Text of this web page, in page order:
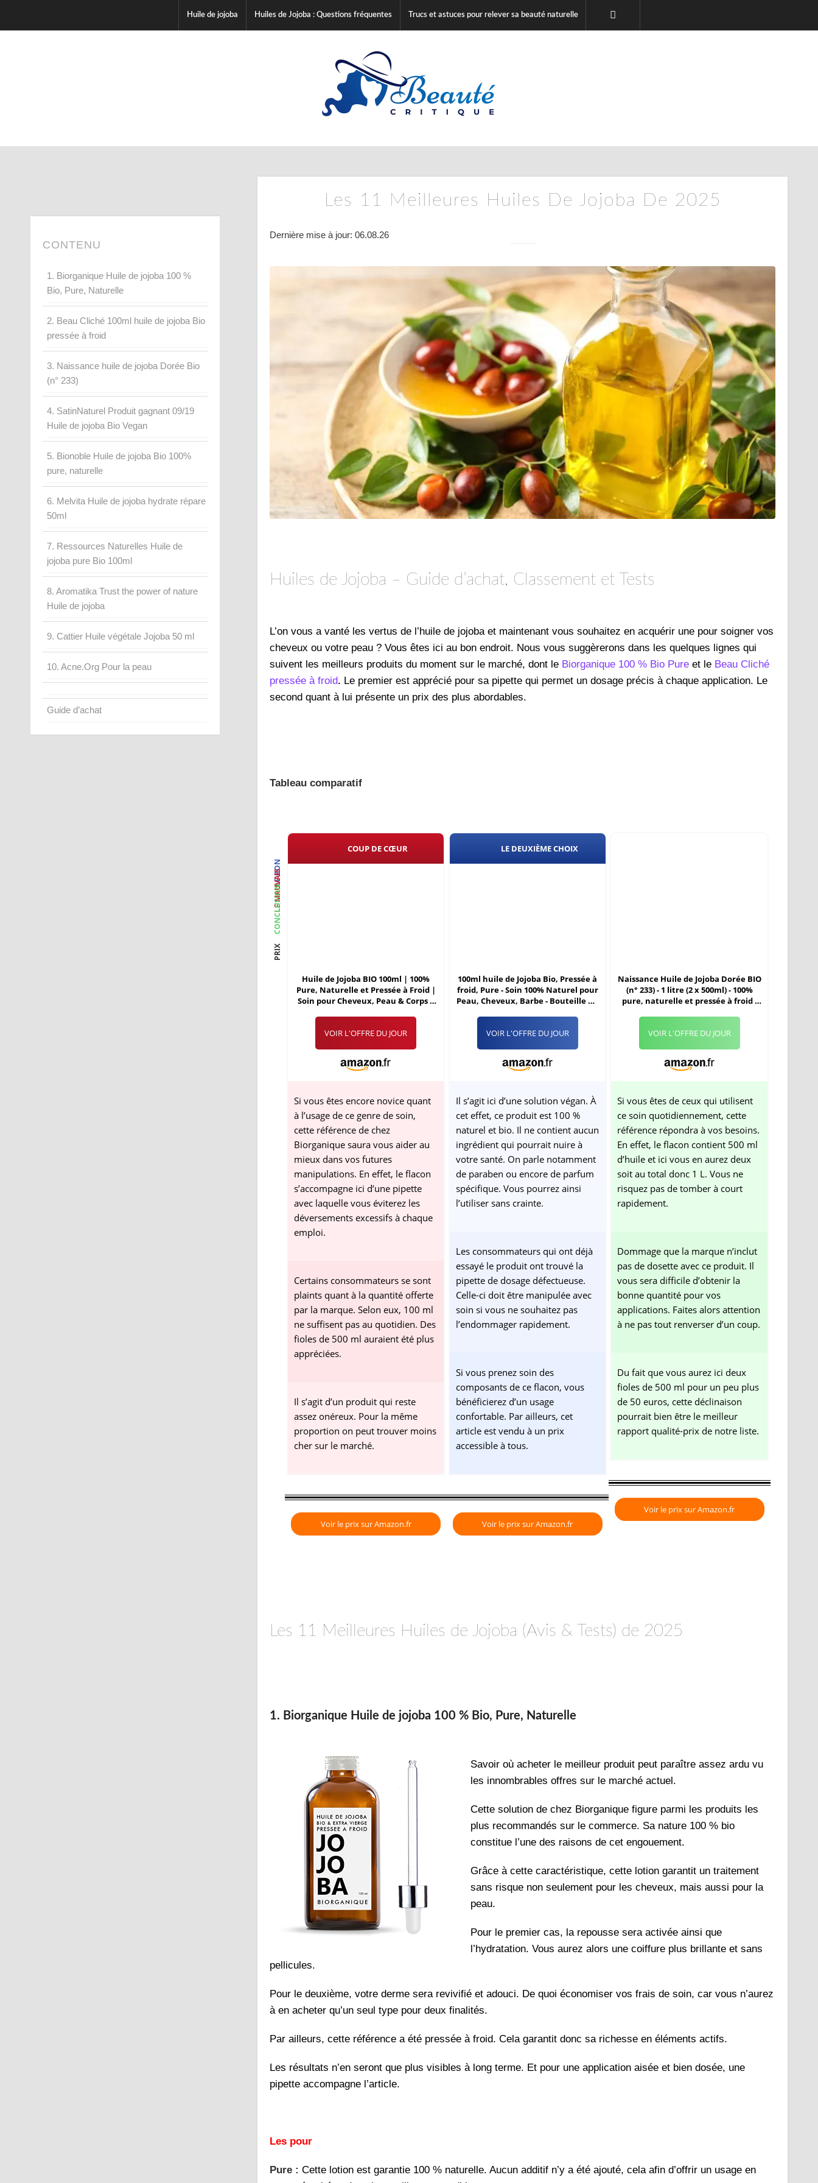
Huile de jojoba Huiles de Jojoba : Questions fréquentes Trucs et astuces pour relever sa beauté naturelle
CONTENU
1. Biorganique Huile de jojoba 100 %
Bio, Pure, Naturelle
2. Beau Cliché 100ml huile de jojoba Bio
pressée à froid
3. Naissance huile de jojoba Dorée Bio
(n° 233)
4. SatinNaturel Produit gagnant 09/19
Huile de jojoba Bio Vegan
5. Bionoble Huile de jojoba Bio 100%
pure, naturelle
6. Melvita Huile de jojoba hydrate répare
50ml
7. Ressources Naturelles Huile de
jojoba pure Bio 100ml
8. Aromatika Trust the power of nature
Huile de jojoba
9. Cattier Huile végétale Jojoba 50 ml
10. Acne.Org Pour la peau
Guide d’achat
Les 11 Meilleures Huiles De Jojoba De 2025
Dernière mise à jour: 06.08.26
Huiles de Jojoba – Guide d’achat, Classement et Tests
L’on vous a vanté les vertus de l’huile de jojoba et maintenant vous souhaitez en acquérir une pour soigner vos
cheveux ou votre peau ? Vous êtes ici au bon endroit. Nous vous suggèrerons dans les quelques lignes qui
suivent les meilleurs produits du moment sur le marché, dont le Biorganique 100 % Bio Pure et le Beau Cliché
pressée à froid. Le premier est apprécié pour sa pipette qui permet un dosage précis à chaque application. Le
second quant à lui présente un prix des plus abordables.
Tableau comparatif
LE BON
LE MAUVAIS
CONCLUSION
PRIX
COUP DE CŒUR
Huile de Jojoba BIO 100ml | 100%
Pure, Naturelle et Pressée à Froid |
Soin pour Cheveux, Peau & Corps |
VOIR L'OFFRE DU JOUR
Si vous êtes encore novice quant
à l’usage de ce genre de soin,
cette référence de chez
Biorganique saura vous aider au
mieux dans vos futures
manipulations. En effet, le flacon
s’accompagne ici d’une pipette
avec laquelle vous éviterez les
déversements excessifs à chaque
emploi.
Certains consommateurs se sont
plaints quant à la quantité offerte
par la marque. Selon eux, 100 ml
ne suffisent pas au quotidien. Des
fioles de 500 ml auraient été plus
appréciées.
Il s’agit d’un produit qui reste
assez onéreux. Pour la même
proportion on peut trouver moins
cher sur le marché.
Voir le prix sur Amazon.fr
LE DEUXIÈME CHOIX
100ml huile de Jojoba Bio, Pressée à
froid, Pure - Soin 100% Naturel pour
Peau, Cheveux, Barbe - Bouteille en
VOIR L'OFFRE DU JOUR
Il s’agit ici d’une solution végan. À
cet effet, ce produit est 100 %
naturel et bio. Il ne contient aucun
ingrédient qui pourrait nuire à
votre santé. On parle notamment
de paraben ou encore de parfum
spécifique. Vous pourrez ainsi
l’utiliser sans crainte.
Les consommateurs qui ont déjà
essayé le produit ont trouvé la
pipette de dosage défectueuse.
Celle-ci doit être manipulée avec
soin si vous ne souhaitez pas
l’endommager rapidement.
Si vous prenez soin des
composants de ce flacon, vous
bénéficierez d’un usage
confortable. Par ailleurs, cet
article est vendu à un prix
accessible à tous.
Voir le prix sur Amazon.fr
Naissance Huile de Jojoba Dorée BIO
(n° 233) - 1 litre (2 x 500ml) - 100%
pure, naturelle et pressée à froid -
VOIR L'OFFRE DU JOUR
Si vous êtes de ceux qui utilisent
ce soin quotidiennement, cette
référence répondra à vos besoins.
En effet, le flacon contient 500 ml
d’huile et ici vous en aurez deux
soit au total donc 1 L. Vous ne
risquez pas de tomber à court
rapidement.
Dommage que la marque n’inclut
pas de dosette avec ce produit. Il
vous sera difficile d’obtenir la
bonne quantité pour vos
applications. Faites alors attention
à ne pas tout renverser d’un coup.
Du fait que vous aurez ici deux
fioles de 500 ml pour un peu plus
de 50 euros, cette déclinaison
pourrait bien être le meilleur
rapport qualité-prix de notre liste.
Voir le prix sur Amazon.fr
Les 11 Meilleures Huiles de Jojoba (Avis & Tests) de 2025
1. Biorganique Huile de jojoba 100 % Bio, Pure, Naturelle
Savoir où acheter le meilleur produit peut paraître assez ardu vu
les innombrables offres sur le marché actuel.
Cette solution de chez Biorganique figure parmi les produits les
plus recommandés sur le commerce. Sa nature 100 % bio
constitue l’une des raisons de cet engouement.
Grâce à cette caractéristique, cette lotion garantit un traitement
sans risque non seulement pour les cheveux, mais aussi pour la
peau.
Pour le premier cas, la repousse sera activée ainsi que
l’hydratation. Vous aurez alors une coiffure plus brillante et sans
pellicules.
Pour le deuxième, votre derme sera revivifié et adouci. De quoi économiser vos frais de soin, car vous n’aurez
à en acheter qu’un seul type pour deux finalités.
Par ailleurs, cette référence a été pressée à froid. Cela garantit donc sa richesse en éléments actifs.
Les résultats n’en seront que plus visibles à long terme. Et pour une application aisée et bien dosée, une
pipette accompagne l’article.
Les pour
Pure :Cette lotion est garantie 100 % naturelle. Aucun additif n’y a été ajouté, cela afin d’offrir un usage en